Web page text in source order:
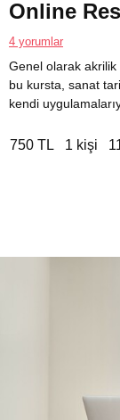
Online
4 yorumlar
Genel olarak
bu kursta, sanat
kendi
750 TL 1 kişi